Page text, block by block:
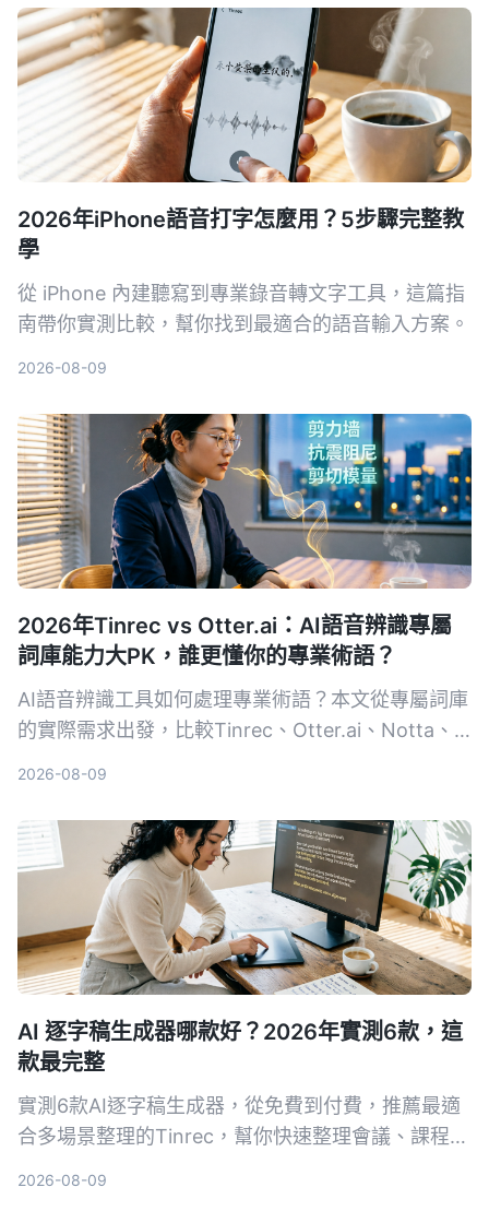
2026年iPhone語音打字怎麼用？5步驟完整教
學
從 iPhone 內建聽寫到專業錄音轉文字工具，這篇指
南帶你實測比較，幫你找到最適合的語音輸入方案。
2026-08-09
2026年Tinrec vs Otter.ai：AI語音辨識專屬
詞庫能力大PK，誰更懂你的專業術語？
AI語音辨識工具如何處理專業術語？本文從專屬詞庫
的實際需求出發，比較Tinrec、Otter.ai、Notta、
2026-08-09
AI 逐字稿生成器哪款好？2026年實測6款，這
款最完整
實測6款AI逐字稿生成器，從免費到付費，推薦最適
合多場景整理的Tinrec，幫你快速整理會議、課程、
2026-08-09